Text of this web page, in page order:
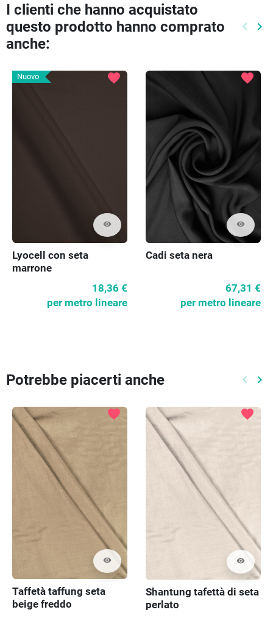
I clienti che hanno acquistato
questo prodotto hanno comprato
anche:
keyboard_arrow_left keyboard_arrow_right
Nuovo
visibility
favorite
Lyocell con seta
marrone
18,36 €
per metro lineare
visibility
favorite
Cadi seta nera
67,31 €
per metro lineare
Potrebbe piacerti anche keyboard_arrow_left keyboard_arrow_right
visibility
favorite
Taffetà taffung seta
beige freddo
visibility
favorite
Shantung tafettà di seta
perlato